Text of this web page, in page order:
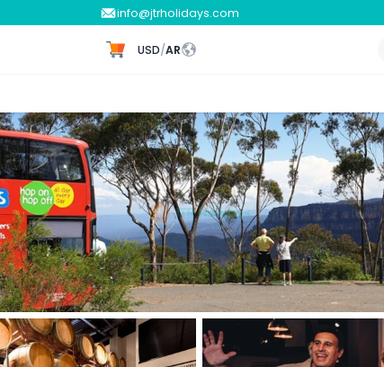
info@jtrholidays.com
AR
/
USD